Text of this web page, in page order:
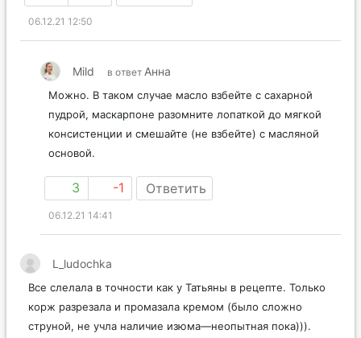
06.12.21 12:50
Mild в ответ Анна
Можно. В таком случае масло взбейте с сахарной
пудрой, маскарпоне разомните лопаткой до мягкой
консистенции и смешайте (не взбейте) с масляной
основой.
3 -1 Ответить
06.12.21 14:41
L_ludochka
Все слелала в точности как у Татьяны в рецепте. Только
корж разрезала и промазала кремом (было сложно
струной, не учла наличие изюма—неопытная пока))).